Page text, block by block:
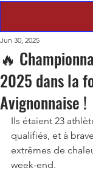
🔥
2025 dans la
Avignonnaise !
Jun 30, 2025
Ils étaient 23
qualifiés, et à
extrêmes de
week-end.